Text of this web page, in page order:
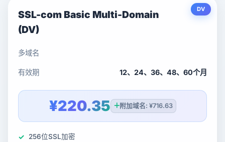
SSL-com Basic Multi-Domain
(DV)
DV
多域名
有效期 12、24、36、48、60个月
¥220.35 附加域名: ¥716.63
256位SSL加密